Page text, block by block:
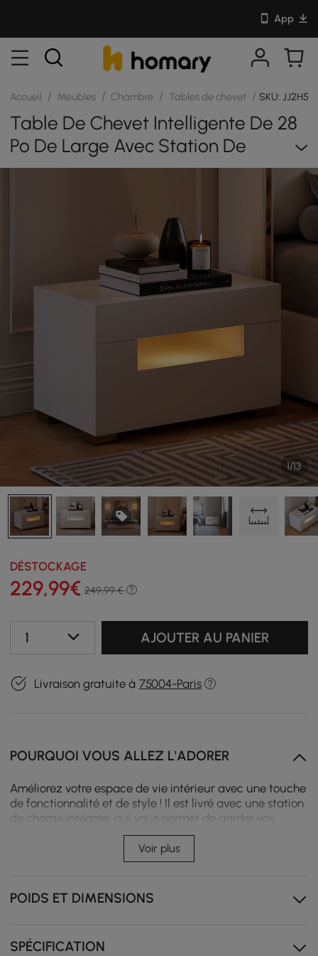
App
Accueil / Meubles / Chambre / Tables de chevet / SKU:
Table De Chevet Intelligente De 28
Po De Large Avec Station De
Recharge Et Éclairage
1/13
DÉSTOCKAGE
229,99€ 249,99 €
1 AJOUTER AU PANIER
Livraison gratuite à 75004-Paris
POURQUOI VOUS ALLEZ L'ADORER
Améliorez votre espace de vie intérieur avec une touche
de fonctionnalité et de style ! Il est livré avec une station
de charge intégrée, qui vous permet de garder vos
appareils sous tension pendant la nuit. L'éclairage LED
avec 3 modes d'éclairage crée une atmosphère
chaleureuse et personnalisable. Et il y a un tiroir et une
complément parfait pour améliorer votre quotidien.
alimentés sans câbles emmêlés.
Voir plus
POIDS ET DIMENSIONS
SPÉCIFICATION